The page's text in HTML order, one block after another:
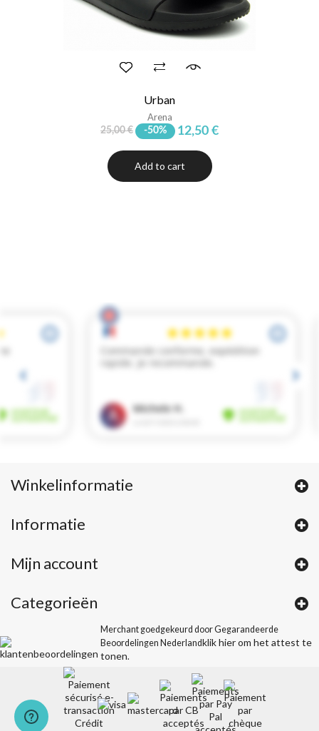
Urban
Arena
25,00 € -50% 12,50 €
Add to cart
Winkelinformatie
Informatie
Mijn account
Categorieën
Merchant goedgekeurd door Gegarandeerde
Beoordelingen Nederlandklik hier om het attest te
tonen.